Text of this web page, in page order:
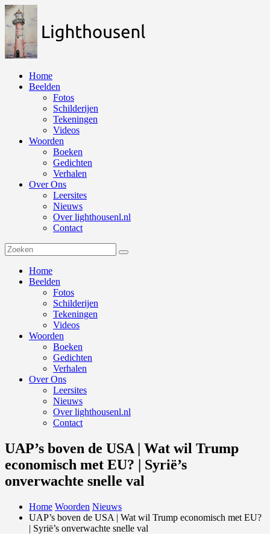
Naar
de
inhoud
springen
Home
Beelden
Fotos
Schilderijen
Tekeningen
Videos
Woorden
Boeken
Gedichten
Verhalen
Over Ons
Leersites
Nieuws
Over lighthousenl.nl
Contact
Home
Beelden
Fotos
Schilderijen
Tekeningen
Videos
Woorden
Boeken
Gedichten
Verhalen
Over Ons
Leersites
Nieuws
Over lighthousenl.nl
Contact
UAP’s boven de USA | Wat wil Trump
economisch met EU? | Syrië’s
onverwachte snelle val
Home Woorden Nieuws
UAP’s boven de USA | Wat wil Trump economisch met EU?
| Syrië’s onverwachte snelle val